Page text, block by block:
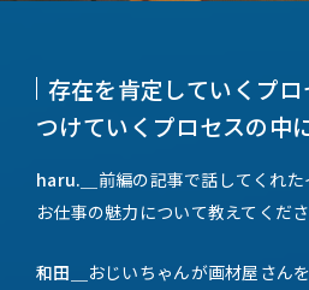
存在を肯定していくプ
つけていくプロセスの中
haru.＿ 前編の記事で話してくれ
お仕事の魅力について教えてくださ
和田＿
おじいちゃんが画材屋さん